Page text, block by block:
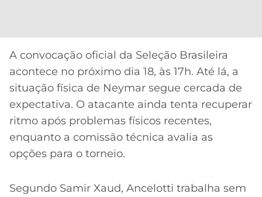
A convocação oficial da Seleção Brasileira
acontece no próximo dia 18, às 17h. Até lá, a
situação física de Neymar segue cercada de
expectativa. O atacante ainda tenta recuperar
ritmo após problemas físicos recentes,
enquanto a comissão técnica avalia as
opções para o torneio.
Segundo Samir Xaud, Ancelotti trabalha sem